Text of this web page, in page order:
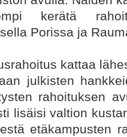
kerätä
Porissa ja
kattaa
julkisten
rahoituksen
lisäisi valtion
etäkampusten